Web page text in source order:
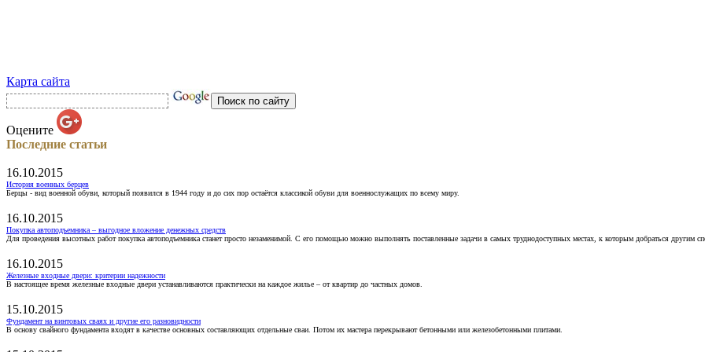
Карта сайта
Оцените
Последние статьи
16.10.2015
История военных берцев
Берцы - вид военной обуви, который появился в 1944 году и до сих пор остаётся классикой обуви для военнослужащих по всему миру.
16.10.2015
Покупка автоподъемника – выгодное вложение денежных средств
Для проведения высотных работ покупка автоподъемника станет просто незаменимой. С его помощью можно выполнять поставленные задачи в самых труднодоступных местах, к которым добраться другим
16.10.2015
Железные входные двери: критерии надежности
В настоящее время железные входные двери устанавливаются практически на каждое жилье – от квартир до частных домов.
15.10.2015
Фундамент на винтовых сваях и другие его разновидности
В основу свайного фундамента входят в качестве основных составляющих отдельные сваи. Потом их мастера перекрывают бетонными или железобетонными плитами.